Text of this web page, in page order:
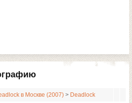
в Москве (2007) > Deadlock